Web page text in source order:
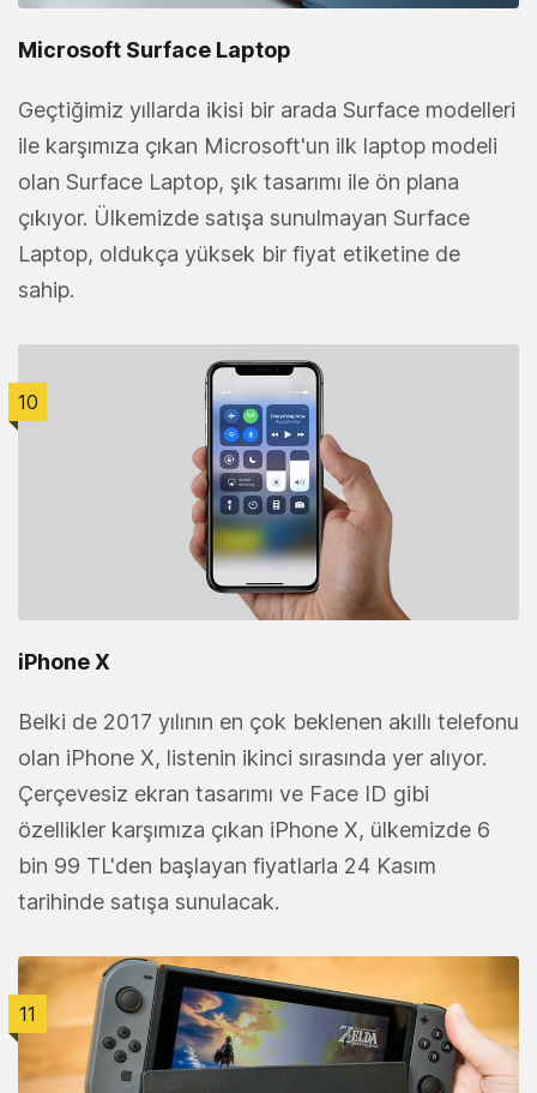
Microsoft Surface Laptop
Geçtiğimiz yıllarda ikisi bir arada Surface modelleri
ile karşımıza çıkan Microsoft'un ilk laptop modeli
olan Surface Laptop, şık tasarımı ile ön plana
çıkıyor. Ülkemizde satışa sunulmayan Surface
Laptop, oldukça yüksek bir fiyat etiketine de
sahip.
10
iPhone X
Belki de 2017 yılının en çok beklenen akıllı telefonu
olan iPhone X, listenin ikinci sırasında yer alıyor.
Çerçevesiz ekran tasarımı ve Face ID gibi
özellikler karşımıza çıkan iPhone X, ülkemizde 6
bin 99 TL'den başlayan fiyatlarla 24 Kasım
tarihinde satışa sunulacak.
11